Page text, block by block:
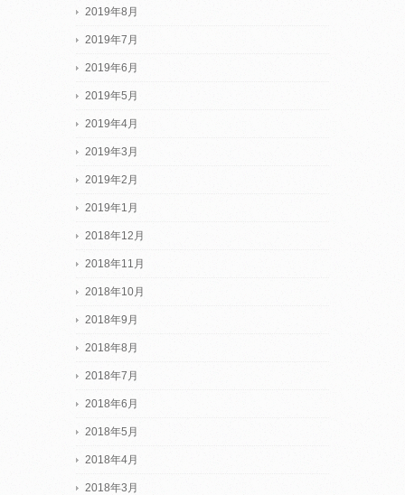
2019年8月
2019年7月
2019年6月
2019年5月
2019年4月
2019年3月
2019年2月
2019年1月
2018年12月
2018年11月
2018年10月
2018年9月
2018年8月
2018年7月
2018年6月
2018年5月
2018年4月
2018年3月